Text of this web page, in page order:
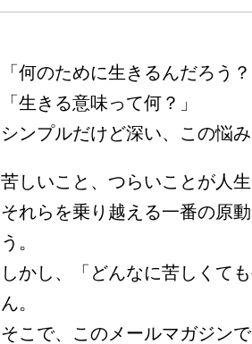
「何のために生きるんだろう？
「生きる意味って何？」
シンプルだけど深い、この悩
苦しいこと、つらいことが人生
それらを乗り越える一番の原
う。
しかし、「どんなに苦しくて
ん。
そこで、このメールマガジン